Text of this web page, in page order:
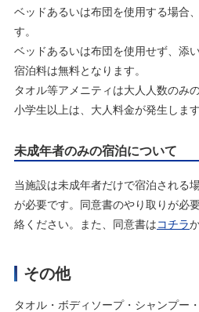
ベッドあるいは布団を使用する場合
す。
ベッドあるいは布団を使用せず、添
宿泊料は無料となります。
タオル等アメニティは大人人数のみ
小学生以上は、大人料金が発生します
未成年者のみの宿泊について
当施設は未成年者だけで宿泊される
が必要です。同意書のやり取りが必
絡ください。また、同意書はコチラ
その他
タオル・ボディソープ・シャンプー